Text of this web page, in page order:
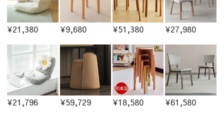
¥21,380 ¥9,680 ¥51,380 ¥27,980
¥21,796 ¥59,729 ¥18,580 ¥61,580